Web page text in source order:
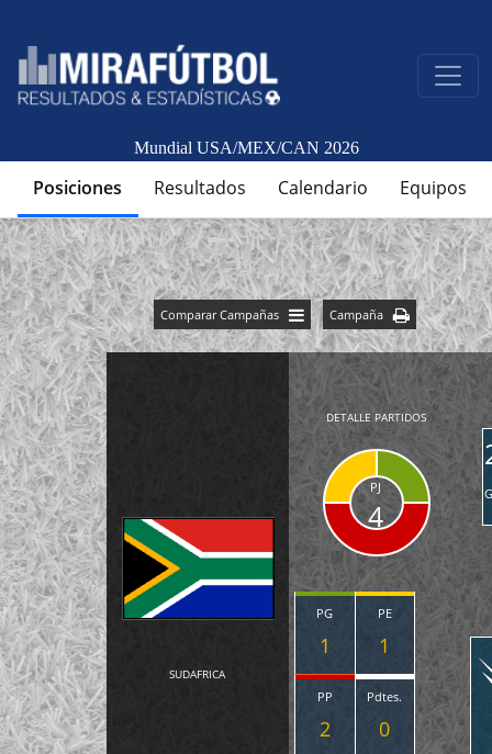
Mundial USA/MEX/CAN 2026
Posiciones Resultados Calendario Equipos
Comparar Campañas Campaña
SUDAFRICA
DETALLE PARTIDOS
PJ
4
PG
1
PE
1
PP
2
Pdtes.
0